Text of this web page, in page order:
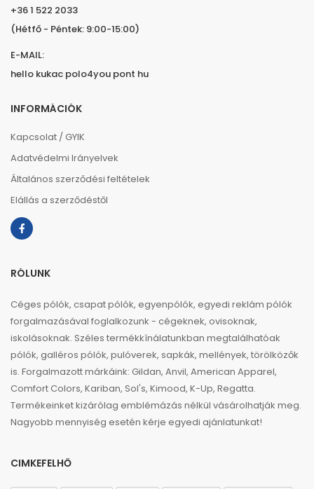
+36 1 522 2033
(Hétfő - Péntek: 9:00-15:00)
E-MAIL:
hello kukac polo4you pont hu
INFORMÁCIÓK
Kapcsolat / GYIK
Adatvédelmi Irányelvek
Általános szerződési feltételek
Elállás a szerződéstől
RÓLUNK
Céges pólók, csapat pólók, egyenpólók, egyedi reklám pólók
forgalmazásával foglalkozunk - cégeknek, ovisoknak,
iskolásoknak. Széles termékkínálatunkban megtalálhatóak
pólók, galléros pólók, pulóverek, sapkák, mellények, törölközők
is. Forgalmazott márkáink: Gildan, Anvil, American Apparel,
Comfort Colors, Kariban, Sol's, Kimood, K-Up, Regatta.
Termékeinket kizárólag emblémázás nélkül vásárolhatják meg.
Nagyobb mennyiség esetén kérje egyedi ajánlatunkat!
CIMKEFELHŐ